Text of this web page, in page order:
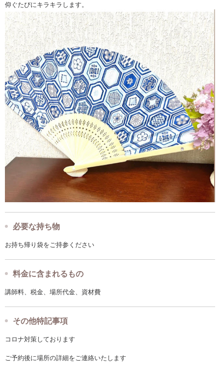
仰ぐたびにキラキラします。
必要な持ち物
お持ち帰り袋をご持参ください
料金に含まれるもの
講師料、税金、場所代金、資材費
その他特記事項
コロナ対策しております
ご予約後に場所の詳細をご連絡いたします